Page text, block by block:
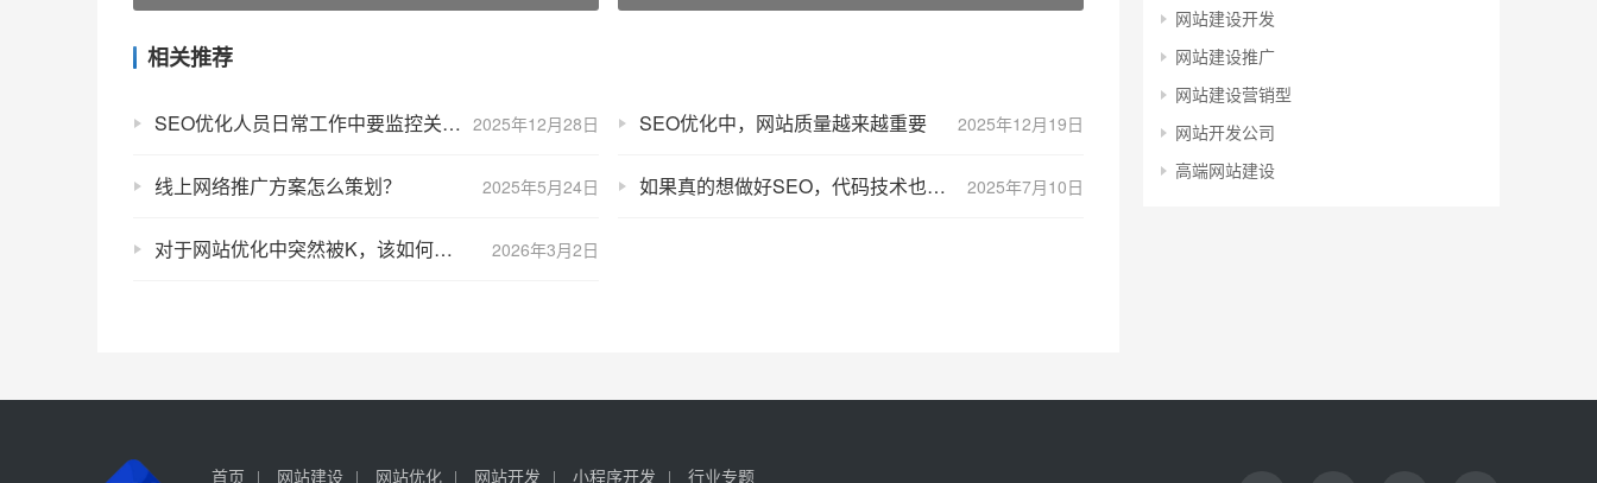
相关推荐
2025年12月28日
SEO优化人员日常工作中要监控关键词排名 2025年12月19日
SEO优化中，网站质量越来越重要
2025年5月24日
线上网络推广方案怎么策划？ 2025年7月10日
如果真的想做好SEO，代码技术也必须掌握
2026年3月2日
对于网站优化中突然被K，该如何处理呢?
网站建设开发
网站建设推广
网站建设营销型
网站开发公司
高端网站建设
首页 网站建设 网站优化 网站开发 小程序开发 行业专题